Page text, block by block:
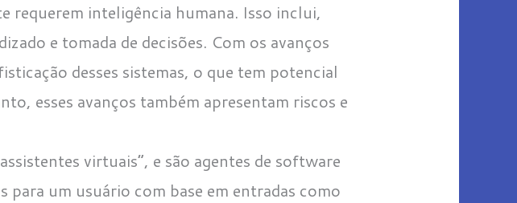
requerem inteligência humana. Isso inclui,
e tomada de decisões. Com os avanços
desses sistemas, o que tem potencial
esses avanços também apresentam riscos e
virtuais”, e são agentes de software
para um usuário com base em entradas como